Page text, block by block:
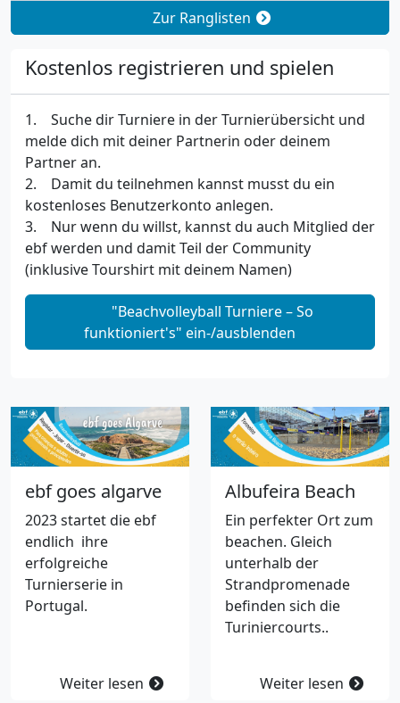
Zur Ranglisten
Kostenlos registrieren und spielen
1. Suche dir Turniere in der Turnierübersicht und
melde dich mit deiner Partnerin oder deinem
Partner an.
2. Damit du teilnehmen kannst musst du ein
kostenloses Benutzerkonto anlegen.
3. Nur wenn du willst, kannst du auch Mitglied der
ebf werden und damit Teil der Community
(inklusive Tourshirt mit deinem Namen)
"Beachvolleyball Turniere – So
funktioniert's" ein-/ausblenden
ebf goes algarve
2023 startet die ebf
endlich ihre
erfolgreiche
Turnierserie in
Portugal.
Weiter lesen
Albufeira Beach
Ein perfekter Ort zum
beachen. Gleich
unterhalb der
Strandpromenade
befinden sich die
Turiniercourts..
Weiter lesen